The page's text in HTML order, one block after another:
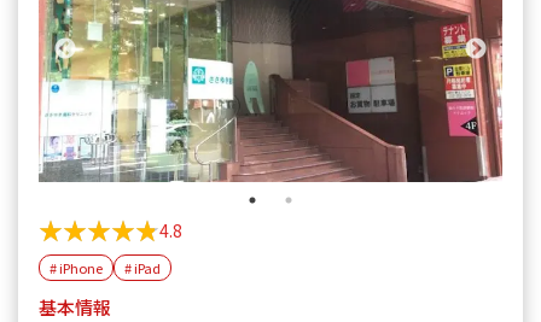
★★★★★
★★★★★4.8
# iPhone # iPad
基本情報